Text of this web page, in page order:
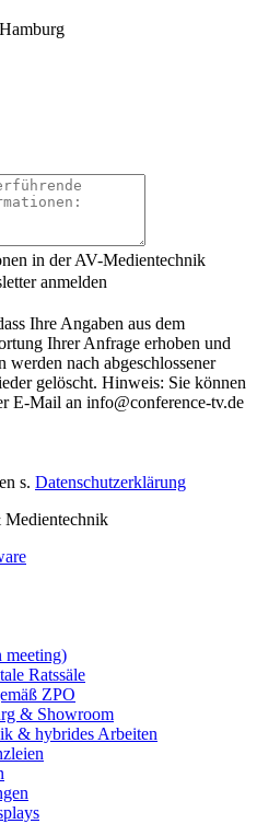
in der AV-Medientechnik
anmelden
Ihre Angaben aus dem
Ihrer Anfrage erhoben und
nach abgeschlossener
gelöscht. Hinweis: Sie können
E-Mail an info@conference-tv.de
s. Datenschutzerklärung
Ratssäle
ZPO
& Showroom
& hybrides Arbeiten